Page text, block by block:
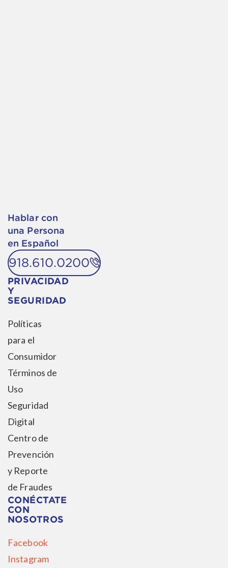
Hablar con
una Persona
en Español
918.610.0200
PRIVACIDAD
Y
SEGURIDAD
Políticas
para el
Consumidor
Términos de
Uso
Seguridad
Digital
Centro de
Prevención
y Reporte
de Fraudes
CONÉCTATE
CON
NOSOTROS
Facebook
Instagram